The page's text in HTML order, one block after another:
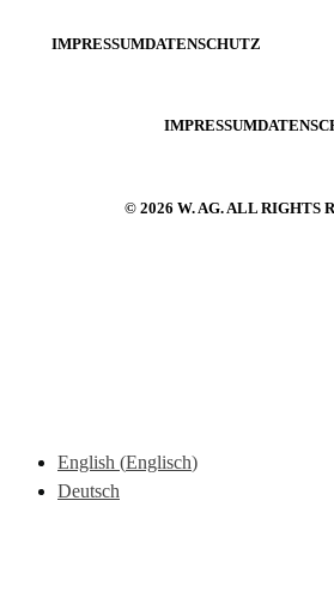
IMPRESSUMDATENSCHUTZ
IMPRESSUM
© 2026 W. AG. ALL RIGHTS
English (Englisch)
Deutsch